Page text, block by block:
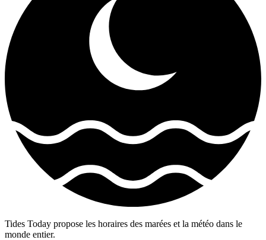
Tides Today propose les horaires des marées et la météo dans le
monde entier.